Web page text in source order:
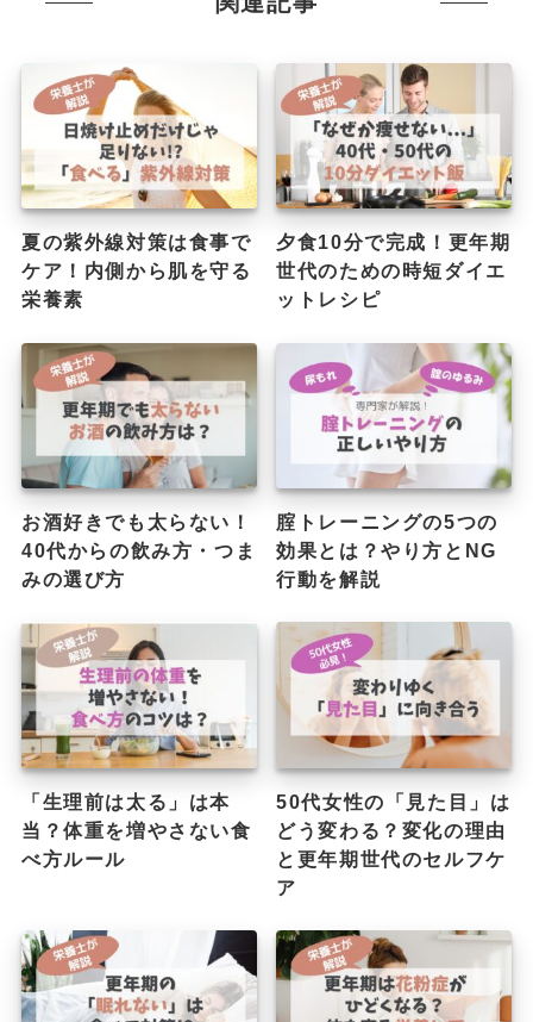
夏の紫外線対策は食事で
ケア！内側から肌を守る
栄養素
夕食10分で完成！更年期
世代のための時短ダイエ
ットレシピ
お酒好きでも太らない！
40代からの飲み方・つま
みの選び方
腟トレーニングの5つの
効果とは？やり方とNG
行動を解説
「生理前は太る」は本
当？体重を増やさない食
べ方ルール
50代女性の「見た目」は
どう変わる？変化の理由
と更年期世代のセルフケ
ア